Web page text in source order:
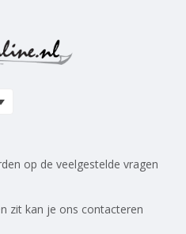
op de veelgestelde vragen
zit kan je ons contacteren